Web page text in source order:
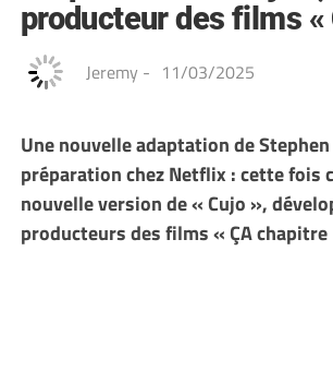
producteur des films «
Jeremy - 11/03/2025
Une nouvelle adaptation de
préparation chez Netflix : cette fois
nouvelle version de « Cujo »,
producteurs des films « ÇA chapitre